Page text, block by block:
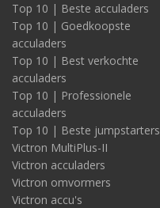
Top 10 | Beste acculaders
Top 10 | Goedkoopste
acculaders
Top 10 | Best verkochte
acculaders
Top 10 | Professionele
acculaders
Top 10 | Beste jumpstarters
Victron MultiPlus-II
Victron acculaders
Victron omvormers
Victron accu's